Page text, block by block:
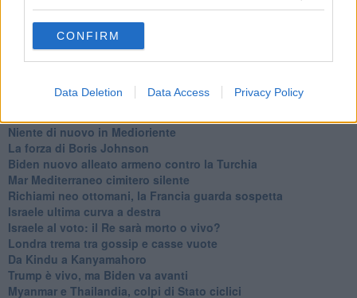
CONFIRM
Data Deletion Data Access Privacy Policy
​La lenta agonia del Libano
Sudafrica, è allarme alimentare
Usa di nuovo al centro della geopolitica internazionale
La farsa delle elezioni in Siria
In Medioriente non ci sono favole, solo realtà
Niente di nuovo in Medioriente
La forza di Boris Johnson
Biden nuovo alleato armeno contro la Turchia
Mar Mediterraneo cimitero silente
Richiami neo ottomani, la Francia guarda sospetta
Israele ultima curva a destra
Israele al voto: il Re sarà morto o vivo?
Londra trema tra gossip e casse vuote
Da Kindu a Kanyamahoro
Trump è vivo, ma Biden va avanti
Myanmar e Thailandia, colpi di Stato ciclici